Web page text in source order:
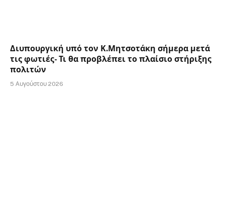
Διυπουργική υπό τον Κ.Μητσοτάκη σήμερα μετά
τις φωτιές- Τι θα προβλέπει το πλαίσιο στήριξης
πολιτών
5 Αυγούστου 2026